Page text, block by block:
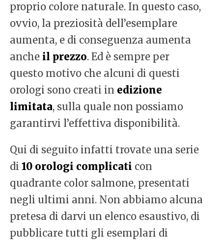
proprio colore naturale. In questo caso,
ovvio, la preziosità dell’esemplare
aumenta, e di conseguenza aumenta
anche il prezzo. Ed è sempre per
questo motivo che alcuni di questi
orologi sono creati in edizione
limitata, sulla quale non possiamo
garantirvi l’effettiva disponibilità.
Qui di seguito infatti trovate una serie
di 10 orologi complicati con
quadrante color salmone, presentati
negli ultimi anni. Non abbiamo alcuna
pretesa di darvi un elenco esaustivo, di
pubblicare tutti gli esemplari di